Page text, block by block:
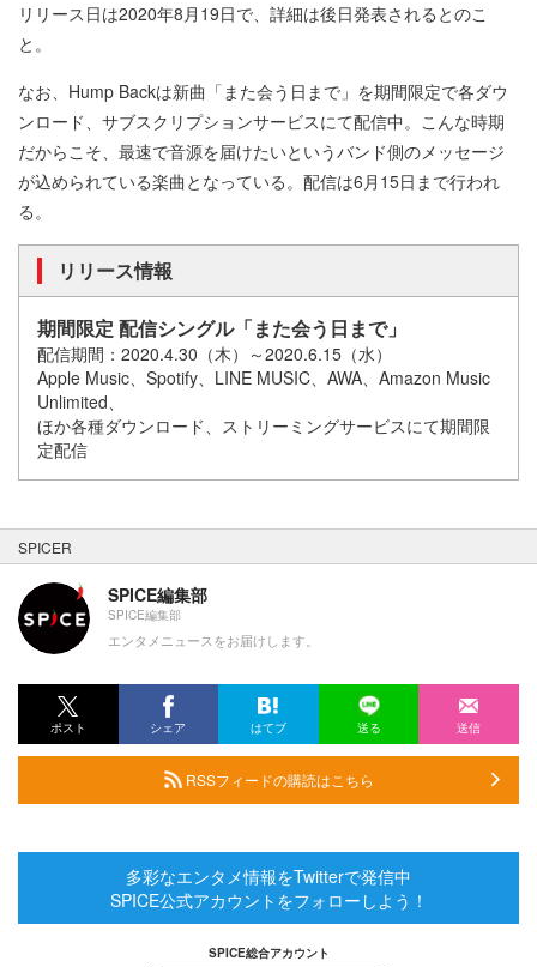
リリース日は2020年8月19日で、詳細は後日発表されるとのこ
と。
なお、Hump Backは新曲「また会う日まで」を期間限定で各ダウ
ンロード、サブスクリプションサービスにて配信中。こんな時期
だからこそ、最速で音源を届けたいというバンド側のメッセージ
が込められている楽曲となっている。配信は6月15日まで行われ
る。
リリース情報
期間限定 配信シングル「また会う日まで」
配信期間：2020.4.30（木）～2020.6.15（水）
Apple Music、Spotify、LINE MUSIC、AWA、Amazon Music
Unlimited、
ほか各種ダウンロード、ストリーミングサービスにて期間限
定配信
SPICER
SPICE編集部
SPICE編集部
エンタメニュースをお届けします。
ポスト シェア はてブ 送る 送信
RSSフィードの購読はこちら
多彩なエンタメ情報をTwitterで発信中
SPICE公式アカウントをフォローしよう！
SPICE総合アカウント